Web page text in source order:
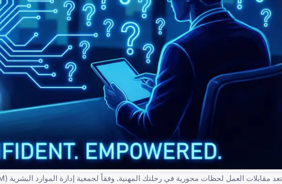
تعد مقابلات العمل لحظات محورية في رحلتك المهنية. وفقاً لجمعية إدارة الموارد البشرية (SHRM)، فإن